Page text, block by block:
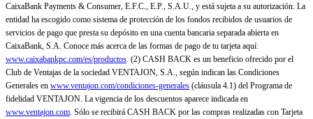
CaixaBank Payments & Consumer, E.F.C., E.P., S.A.U., y está sujeta a su autorización. La
entidad ha escogido como sistema de protección de los fondos recibidos de usuarios de
servicios de pago que presta su depósito en una cuenta bancaria separada abierta en
CaixaBank, S.A. Conoce más acerca de las formas de pago de tu tarjeta aquí:
www.caixabankpc.com/es/productos. (2) CASH BACK es un beneficio ofrecido por el
Club de Ventajas de la sociedad VENTAJON, S.A., según indican las Condiciones
Generales en www.ventajon.com/condiciones-generales (cláusula 4.1) del Programa de
fidelidad VENTAJON. La vigencia de los descuentos aparece indicada en
www.ventajon.com. Sólo se recibirá CASH BACK por las compras realizadas con Tarjeta